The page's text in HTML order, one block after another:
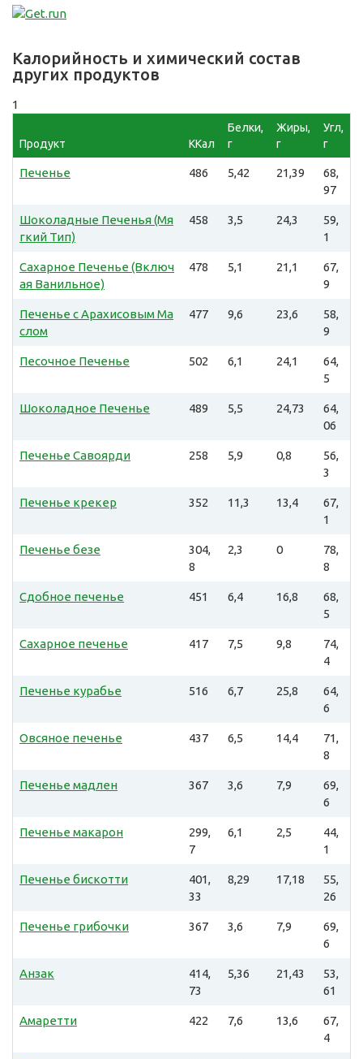
Калорийность и химический состав
других продуктов
1
Продукт ККал
Белки,
г
Жиры,
г
Угл,
г
Печенье 486 5,42 21,39
68,
97
Шоколадные Печенья (Мя
гкий Тип)
458 3,5 24,3
59,
1
Сахарное Печенье (Включ
ая Ванильное)
478 5,1 21,1
67,
9
Печенье с Арахисовым Ма
слом
477 9,6 23,6
58,
9
Песочное Печенье 502 6,1 24,1
64,
5
Шоколадное Печенье 489 5,5 24,73
64,
06
Печенье Савоярди 258 5,9 0,8
56,
3
Печенье крекер 352 11,3 13,4
67,
1
Печенье безе
304,
8
2,3 0
78,
8
Сдобное печенье 451 6,4 16,8
68,
5
Сахарное печенье 417 7,5 9,8
74,
4
Печенье курабье 516 6,7 25,8
64,
6
Овсяное печенье 437 6,5 14,4
71,
8
Печенье мадлен 367 3,6 7,9
69,
6
Печенье макарон
299,
7
6,1 2,5
44,
1
Печенье бискотти
401,
33
8,29 17,18
55,
26
Печенье грибочки 367 3,6 7,9
69,
6
Анзак
414,
73
5,36 21,43
53,
61
Амаретти 422 7,6 13,6
67,
4